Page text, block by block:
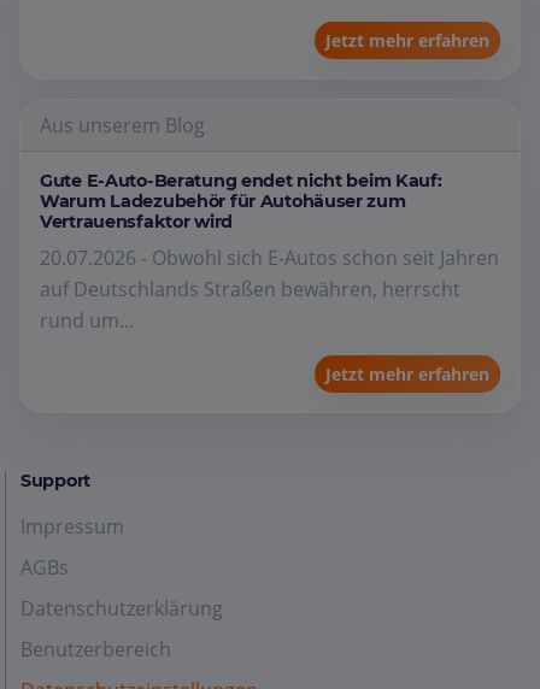
Jetzt mehr erfahren
Aus unserem Blog
Gute E-Auto-Beratung endet nicht beim Kauf:
Warum Ladezubehör für Autohäuser zum
Vertrauensfaktor wird
20.07.2026 - Obwohl sich E-Autos schon seit Jahren
auf Deutschlands Straßen bewähren, herrscht
rund um...
Jetzt mehr erfahren
Support
Impressum
AGBs
Datenschutzerklärung
Benutzerbereich